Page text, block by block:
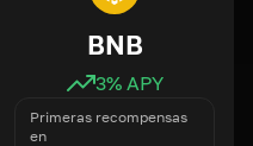
BNB
3% APY
Primeras recompensas
en